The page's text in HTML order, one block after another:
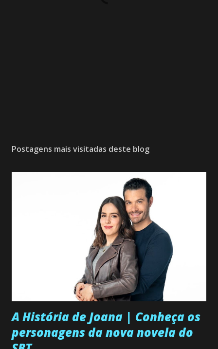
Postagens mais visitadas deste blog
A História de Joana | Conheça os
personagens da nova novela do